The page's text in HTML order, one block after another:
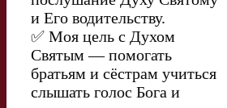
и Его водительству.
✅ Моя цель с Духом
Святым — помогать
братьям и сёстрам учиться
слышать голос Бога и